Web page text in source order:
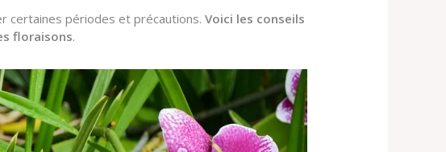
certaines périodes et précautions.Voici les conseils
floraisons.